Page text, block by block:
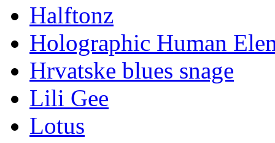
Halftonz
Holographic Human
Hrvatske blues snage
Lili Gee
Lotus